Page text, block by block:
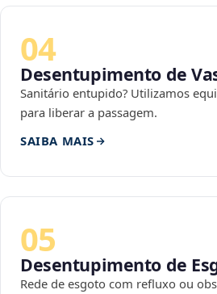
04
Desentupimento de
Sanitário entupido? Utilizamos
para liberar a passagem.
SAIBA MAIS
05
Desentupimento de
Rede de esgoto com refluxo ou